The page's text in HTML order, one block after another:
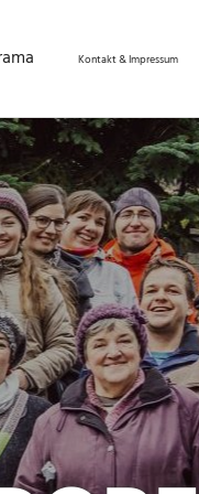
Kontakt & Impressum